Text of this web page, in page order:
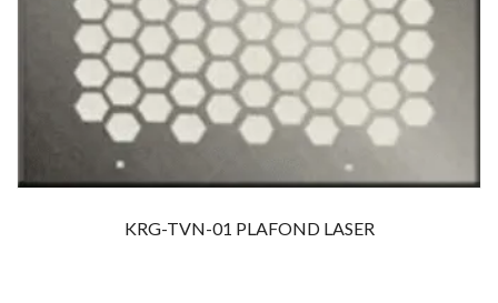
KRG-TVN-01 PLAFOND LASER